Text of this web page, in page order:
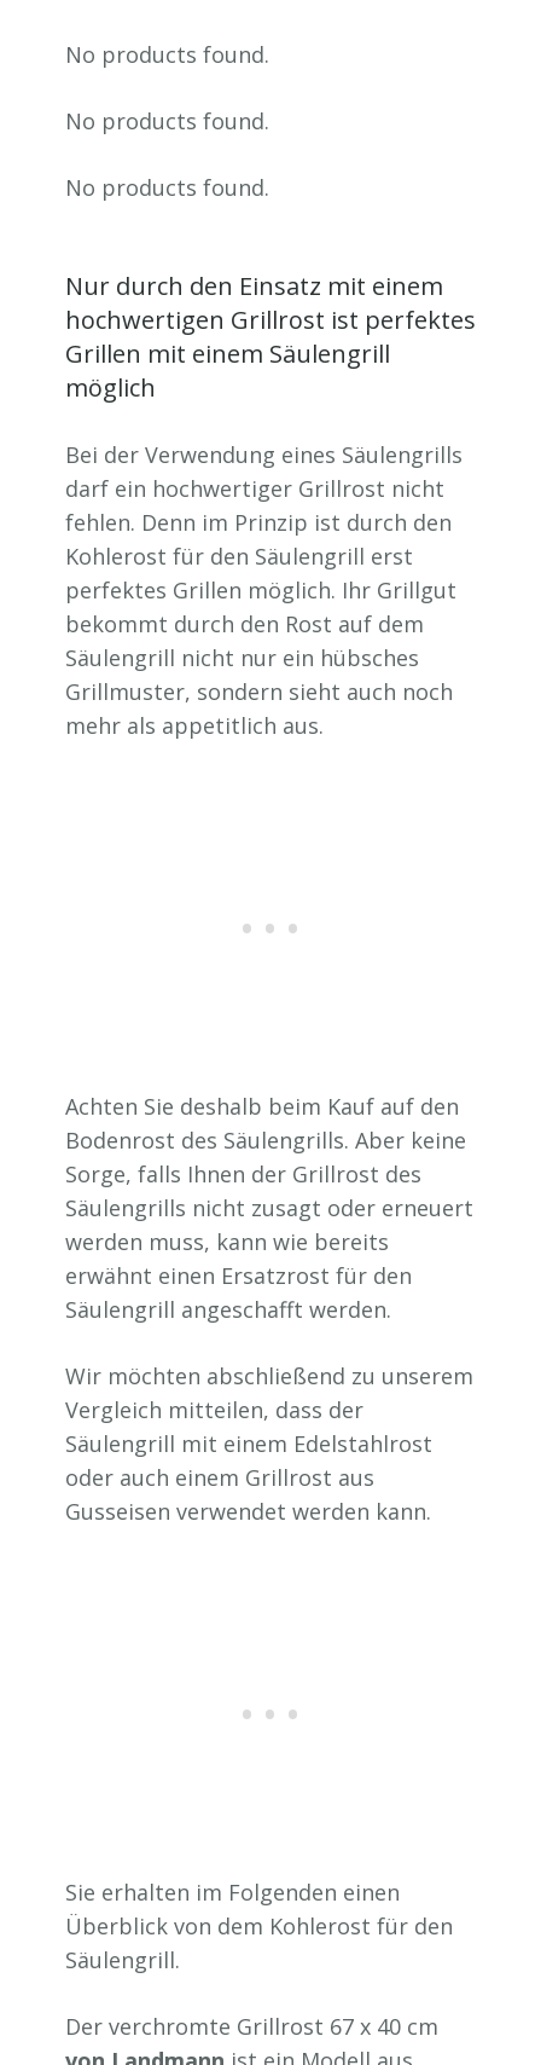
No products found.
No products found.
No products found.
Nur durch den Einsatz mit einem
hochwertigen Grillrost ist perfektes
Grillen mit einem Säulengrill
möglich
Bei der Verwendung eines Säulengrills
darf ein hochwertiger Grillrost nicht
fehlen. Denn im Prinzip ist durch den
Kohlerost für den Säulengrill erst
perfektes Grillen möglich. Ihr Grillgut
bekommt durch den Rost auf dem
Säulengrill nicht nur ein hübsches
Grillmuster, sondern sieht auch noch
mehr als appetitlich aus.
Achten Sie deshalb beim Kauf auf den
Bodenrost des Säulengrills. Aber keine
Sorge, falls Ihnen der Grillrost des
Säulengrills nicht zusagt oder erneuert
werden muss, kann wie bereits
erwähnt einen Ersatzrost für den
Säulengrill angeschafft werden.
Wir möchten abschließend zu unserem
Vergleich mitteilen, dass der
Säulengrill mit einem Edelstahlrost
oder auch einem Grillrost aus
Gusseisen verwendet werden kann.
Sie erhalten im Folgenden einen
Überblick von dem Kohlerost für den
Säulengrill.
Der verchromte Grillrost 67 x 40 cm